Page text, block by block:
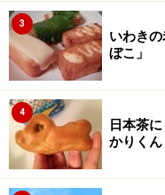
3
いわき
ぼこ」
4
日本茶
かりくん